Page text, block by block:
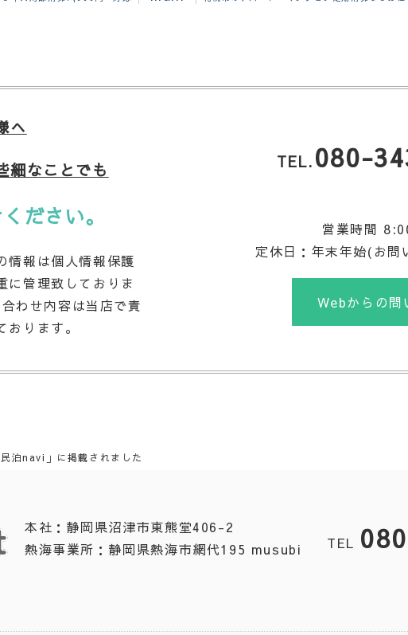
へ
細なことでも
ださい。
情報は個人情報保護
に管理致しておりま
わせ内容は当店で責
ります。
TEL. 080-
営業時間
定休日：年末年始(お
Webからの問
泊navi」に掲載されました
本社：静岡県沼津市東熊堂406-2
熱海事業所：静岡県熱海市網代195 musubi
TEL